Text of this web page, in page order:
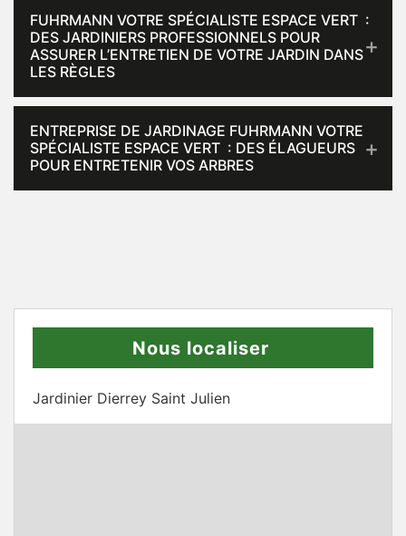
FUHRMANN VOTRE SPÉCIALISTE ESPACE VERT :
DES JARDINIERS PROFESSIONNELS POUR
ASSURER L’ENTRETIEN DE VOTRE JARDIN DANS
LES RÈGLES
ENTREPRISE DE JARDINAGE FUHRMANN VOTRE
SPÉCIALISTE ESPACE VERT : DES ÉLAGUEURS
POUR ENTRETENIR VOS ARBRES
Nous localiser
Jardinier Dierrey Saint Julien